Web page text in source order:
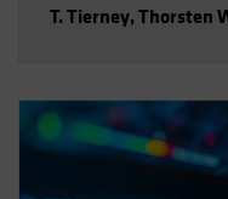
T. Tierney,Thorsten